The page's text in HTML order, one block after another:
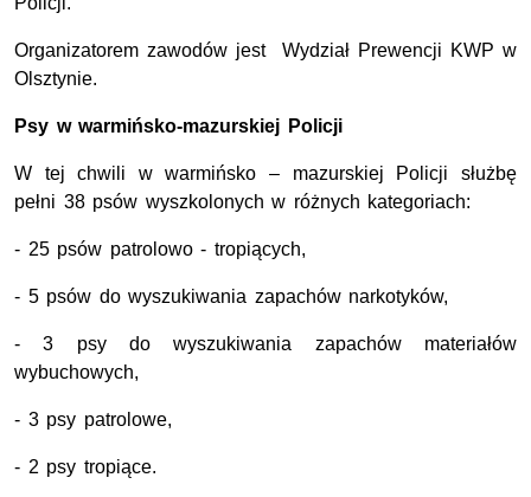
Organizatorem zawodów jest Wydział Prewencji KWP w
Olsztynie.
Psy w warmińsko-mazurskiej Policji
W tej chwili w warmińsko – mazurskiej Policji służbę
pełni 38 psów wyszkolonych w różnych kategoriach:
- 25 psów patrolowo - tropiących,
- 5 psów do wyszukiwania zapachów narkotyków,
- 3 psy do wyszukiwania zapachów materiałów
wybuchowych,
- 3 psy patrolowe,
- 2 psy tropiące.